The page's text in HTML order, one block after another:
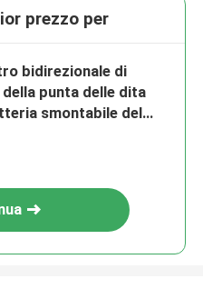
prezzo per
bidirezionale di
punta delle dita
smontabile del